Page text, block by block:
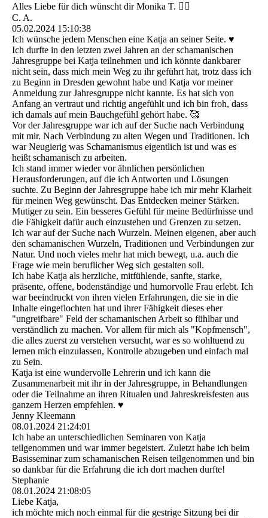
Alles Liebe für dich wünscht dir Monika T. 🙋‍♀️
C. A.
05.02.2024 15:10:38
Ich wünsche jedem Menschen eine Katja an seiner Seite. ♥️
Ich durfte in den letzten zwei Jahren an der schamanischen
Jahresgruppe bei Katja teilnehmen und ich könnte dankbarer
nicht sein, dass mich mein Weg zu ihr geführt hat, trotz dass ich
zu Beginn in Dresden gewohnt habe und Katja vor meiner
Anmeldung zur Jahresgruppe nicht kannte. Es hat sich von
Anfang an vertraut und richtig angefühlt und ich bin froh, dass
ich damals auf mein Bauchgefühl gehört habe. 🥰
Vor der Jahresgruppe war ich auf der Suche nach Verbindung
mit mir. Nach Verbindung zu alten Wegen und Traditionen. Ich
war Neugierig was Schamanismus eigentlich ist und was es
heißt schamanisch zu arbeiten.
Ich stand immer wieder vor ähnlichen persönlichen
Herausforderungen, auf die ich Antworten und Lösungen
suchte. Zu Beginn der Jahresgruppe habe ich mir mehr Klarheit
für meinen Weg gewünscht. Das Entdecken meiner Stärken.
Mutiger zu sein. Ein besseres Gefühl für meine Bedürfnisse und
die Fähigkeit dafür auch einzustehen und Grenzen zu setzen.
Ich war auf der Suche nach Wurzeln. Meinen eigenen, aber auch
den schamanischen Wurzeln, Traditionen und Verbindungen zur
Natur. Und noch vieles mehr hat mich bewegt, u.a. auch die
Frage wie mein beruflicher Weg sich gestalten soll.
Ich habe Katja als herzliche, mitfühlende, sanfte, starke,
präsente, offene, bodenständige und humorvolle Frau erlebt. Ich
war beeindruckt von ihren vielen Erfahrungen, die sie in die
Inhalte eingeflochten hat und ihrer Fähigkeit dieses eher
"ungreifbare" Feld der schamanischen Arbeit so fühlbar und
verständlich zu machen. Vor allem für mich als "Kopfmensch",
die alles zuerst zu verstehen versucht, war es so wohltuend zu
lernen mich einzulassen, Kontrolle abzugeben und einfach mal
zu Sein.
Katja ist eine wundervolle Lehrerin und ich kann die
Zusammenarbeit mit ihr in der Jahresgruppe, in Behandlungen
oder die Teilnahme an ihren Ritualen und Jahreskreisfesten aus
ganzem Herzen empfehlen. ♥️
Jenny Kleemann
08.01.2024 21:24:01
Ich habe an unterschiedlichen Seminaren von Katja
teilgenommen und war immer begeistert. Zuletzt habe ich beim
Basisseminar zum schamanischen Reisen teilgenommen und bin
so dankbar für die Erfahrung die ich dort machen durfte!
Stephanie
08.01.2024 21:08:05
Liebe Katja,
ich möchte mich noch einmal für die gestrige Sitzung bei dir